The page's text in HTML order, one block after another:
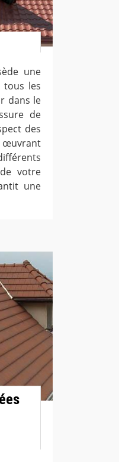
une
tous les
dans le
de
des
œuvrant
votre
une